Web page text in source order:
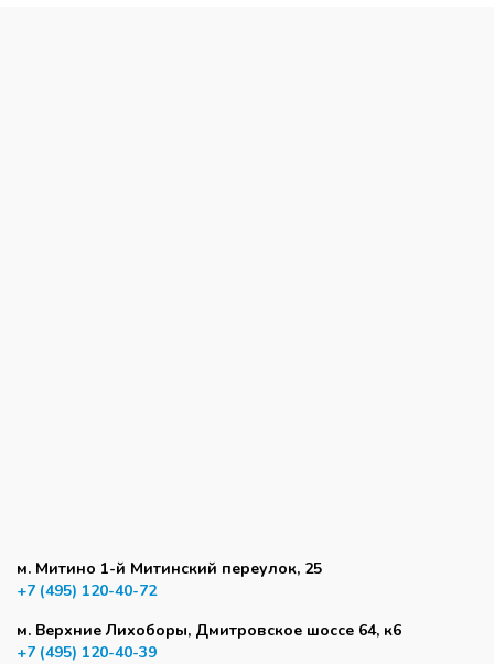
м. Митино 1-й Митинский переулок, 25
+7 (495) 120-40-72
м. Верхние Лихоборы, Дмитровское шоссе 64, к6
+7 (495) 120-40-39